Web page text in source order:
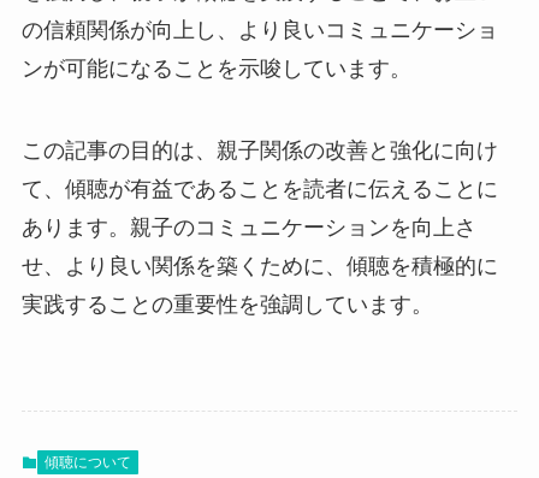
の信頼関係が向上し、より良いコミュニケーショ
ンが可能になることを示唆しています。
この記事の目的は、親子関係の改善と強化に向け
て、傾聴が有益であることを読者に伝えることに
あります。親子のコミュニケーションを向上さ
せ、より良い関係を築くために、傾聴を積極的に
実践することの重要性を強調しています。
傾聴について